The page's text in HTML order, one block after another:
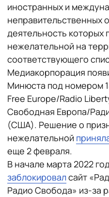
иностранных и
неправительственных
деятельность которых
нежелательной на
соответствующего
Медиакорпорация
Минюста под номером
Free Europe/Radio
Свободная Европа/
(США). Решение о
нежелательной
еще 2 февраля.
В начале марта 2022
заблокировалсайт
Радио Свобода» из-за